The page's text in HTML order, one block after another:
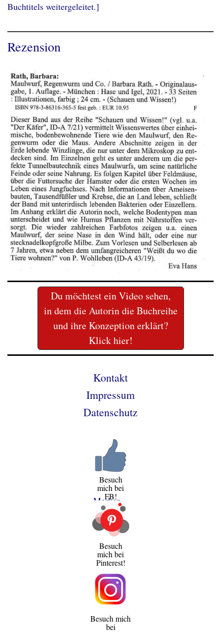
Buchtitels weitergeleitet.]
Rezension
Du möchtest ein Video sehen,
in dem die Autorin die Buchreihe
und ihre Konzeption erklärt?
Klick hier!
Kontakt
Impressum
Datenschutz
Besuch
mich bei
FB!
Merken
Besuch
mich bei
Pinterest!
Besuch mich
bei